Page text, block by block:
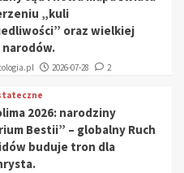
„kuli
oraz wielkiej
2026-07-28 2
2026: narodziny
Bestii” – globalny Ruch
buduje tron dla